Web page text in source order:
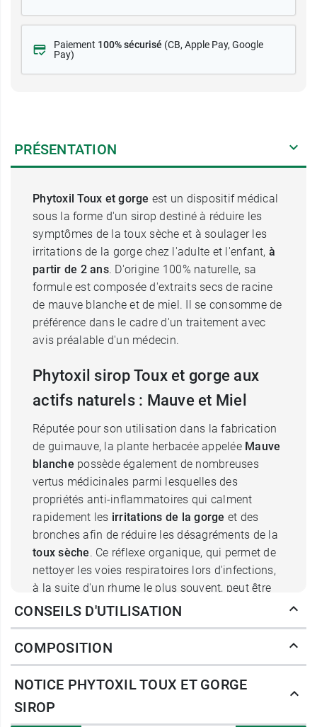
Paiement 100% sécurisé (CB, Apple Pay, Google
Pay)
PRÉSENTATION
Phytoxil Toux et gorge est un dispositif médical
sous la forme d'un sirop destiné à réduire les
symptômes de la toux sèche et à soulager les
irritations de la gorge chez l'adulte et l'enfant, à
partir de 2 ans. D'origine 100% naturelle, sa
formule est composée d'extraits secs de racine
de mauve blanche et de miel. Il se consomme de
préférence dans le cadre d'un traitement avec
avis préalable d'un médecin.
Phytoxil sirop Toux et gorge aux
actifs naturels : Mauve et Miel
Réputée pour son utilisation dans la fabrication
de guimauve, la plante herbacée appelée Mauve
blanche possède également de nombreuses
vertus médicinales parmi lesquelles des
propriétés anti-inflammatoires qui calment
rapidement les irritations de la gorge et des
bronches afin de réduire les désagréments de la
toux sèche. Ce réflexe organique, qui permet de
nettoyer les voies respiratoires lors d'infections,
à la suite d'un rhume le plus souvent, peut être
en effet très gênant et parfois douloureux s'il se
Toux et Gorgeaide ainsi à apaiser les
La mauve blanche est accompagnée dans sa
mission par le
CONSEILS D'UTILISATION
COMPOSITION
NOTICE PHYTOXIL TOUX ET GORGE
SIROP